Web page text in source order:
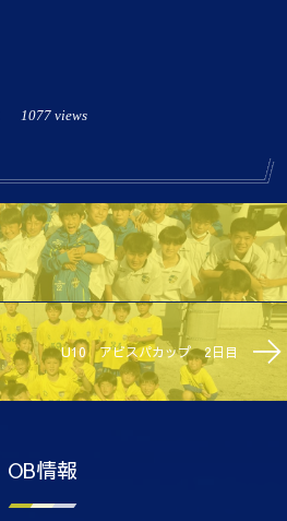
1077 views
U10 アビスパカップ 2日目
OB情報